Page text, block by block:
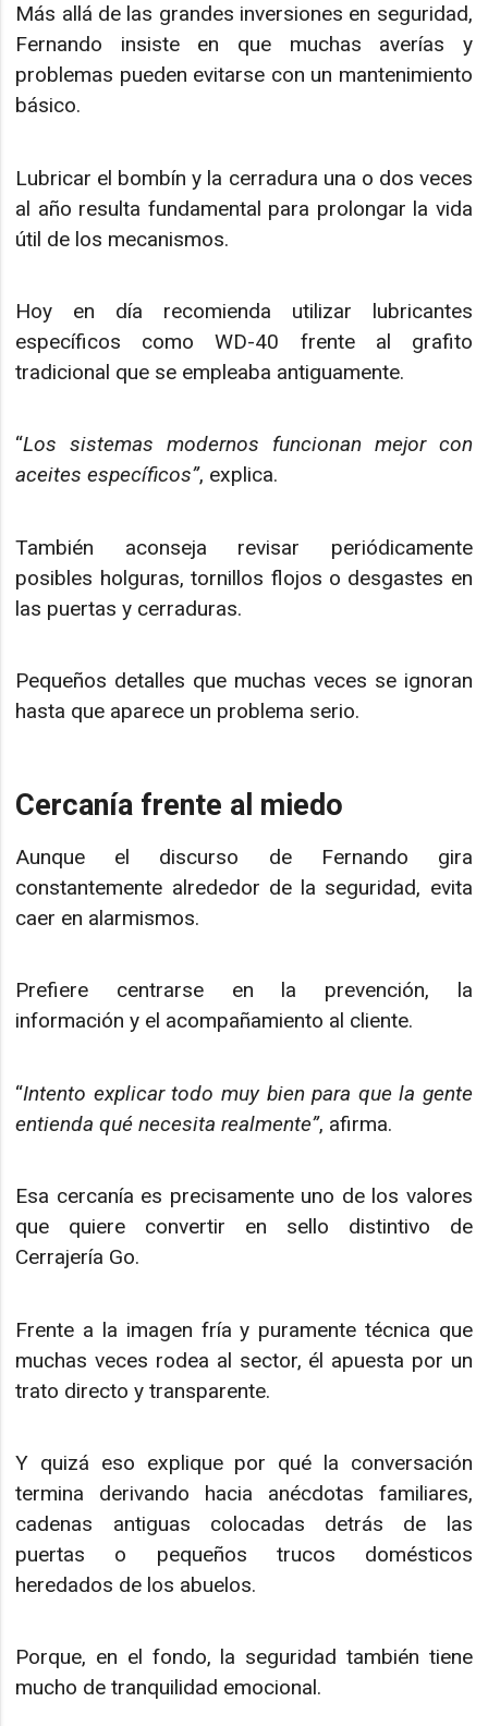
Más allá de las grandes inversiones en seguridad,
Fernando insiste en que muchas averías y
problemas pueden evitarse con un mantenimiento
básico.
Lubricar el bombín y la cerradura una o dos veces
al año resulta fundamental para prolongar la vida
útil de los mecanismos.
Hoy en día recomienda utilizar lubricantes
específicos como WD-40 frente al grafito
tradicional que se empleaba antiguamente.
“Los sistemas modernos funcionan mejor con
aceites específicos”, explica.
También aconseja revisar periódicamente
posibles holguras, tornillos flojos o desgastes en
las puertas y cerraduras.
Pequeños detalles que muchas veces se ignoran
hasta que aparece un problema serio.
Cercanía frente al miedo
Aunque el discurso de Fernando gira
constantemente alrededor de la seguridad, evita
caer en alarmismos.
Prefiere centrarse en la prevención, la
información y el acompañamiento al cliente.
“Intento explicar todo muy bien para que la gente
entienda qué necesita realmente”, afirma.
Esa cercanía es precisamente uno de los valores
que quiere convertir en sello distintivo de
Cerrajería Go.
Frente a la imagen fría y puramente técnica que
muchas veces rodea al sector, él apuesta por un
trato directo y transparente.
Y quizá eso explique por qué la conversación
termina derivando hacia anécdotas familiares,
cadenas antiguas colocadas detrás de las
puertas o pequeños trucos domésticos
heredados de los abuelos.
Porque, en el fondo, la seguridad también tiene
mucho de tranquilidad emocional.